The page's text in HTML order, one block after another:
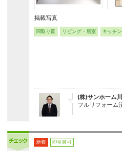
掲載写真
間取り図 リビング・居室 キッチン
(株)サンホーム
フルリフォーム
新着 即引渡可